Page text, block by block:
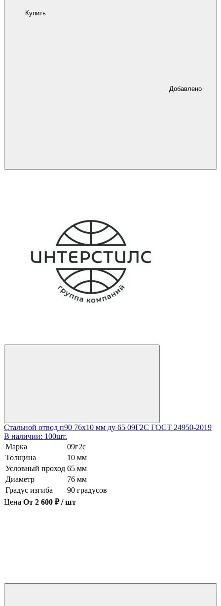
Купить
Добавлено
Стальной отвод п90 76х10 мм ду 65 09Г2С ГОСТ 24950-2019
В наличии: 100шт.
Марка
09г2с
Толщина
10 мм
Условный проход 65 мм
Диаметр
76 мм
Градус изгиба
90 градусов
Цена От 2 600 ₽ / шт